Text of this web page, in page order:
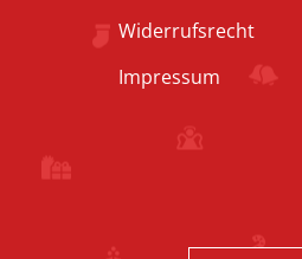
Widerrufsrecht
Impressum